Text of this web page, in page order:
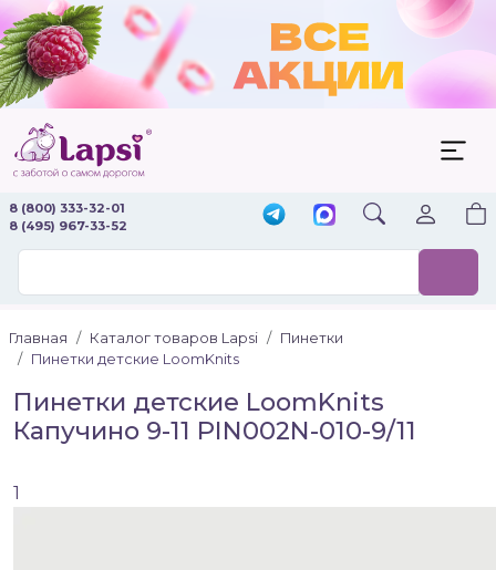
8 (800) 333-32-01
8 (495) 967-33-52
Главная Каталог товаров Lapsi
Пинетки
Пинетки детские LoomKnits
Пинетки детские LoomKnits
Капучино 9-11 PIN002N-010-9/11
1